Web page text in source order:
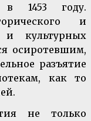
в 1453 году.
и
и культурных
осиротевшим,
разъятие
как то
не только